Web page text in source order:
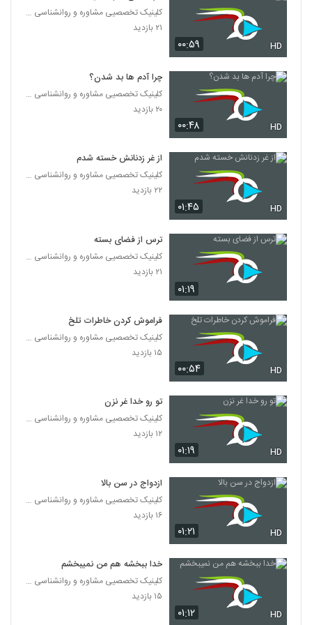
دل آدم که خر نیست
۱۵ بازدید
رابطه ای که توش اعتماد نیست
فقط یک زمان داریم
گدایی که از ماشین پرت شد
اگه باهام خوب رفتار میکردی خیانت نمیکردم
۱۴ بازدید
بهبود و ارتقاء رابطه
204
چجور تنش ها را کم کنیم؟
205
زندگی با شکوه به عادت های موثر احتیاج داره
۲۰ بازدید
وقتی رابطه تموم میشه
207
از این مادرها خیلی دیدم
۱۶ بازدید
208
احساس بی ارزشی در زندگی
۱۰ بازدید
۰۰:۵۹ HD
کلینیک تخصصیی مشاوره و روانشناسی خانواده ایرانی
۲۱ بازدید
۰۰:۴۸ HD
چرا آدم ها بد شدن؟
کلینیک تخصصیی مشاوره و روانشناسی خانواده ایرانی
۲۰ بازدید
۰۱:۴۵ HD
از غر زدنانش خسته شدم
کلینیک تخصصیی مشاوره و روانشناسی خانواده ایرانی
۲۲ بازدید
۰۱:۱۹
ترس از فضای بسته
کلینیک تخصصیی مشاوره و روانشناسی خانواده ایرانی
۲۱ بازدید
۰۰:۵۴ HD
فراموش کردن خاطرات تلخ
کلینیک تخصصیی مشاوره و روانشناسی خانواده ایرانی
۱۵ بازدید
۰۱:۱۹ HD
تو رو خدا غر نزن
کلینیک تخصصیی مشاوره و روانشناسی خانواده ایرانی
۱۲ بازدید
۰۱:۲۱ HD
ازدواج در سن بالا
کلینیک تخصصیی مشاوره و روانشناسی خانواده ایرانی
۱۶ بازدید
۰۱:۱۲ HD
خدا ببخشه هم من نمیبخشم
کلینیک تخصصیی مشاوره و روانشناسی خانواده ایرانی
۱۵ بازدید